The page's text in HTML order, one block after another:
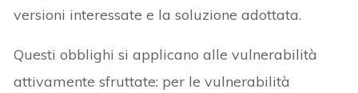
versioni interessate e la soluzione adottata.
Questi obblighi si applicano alle vulnerabilità
attivamente sfruttate: per le vulnerabilità